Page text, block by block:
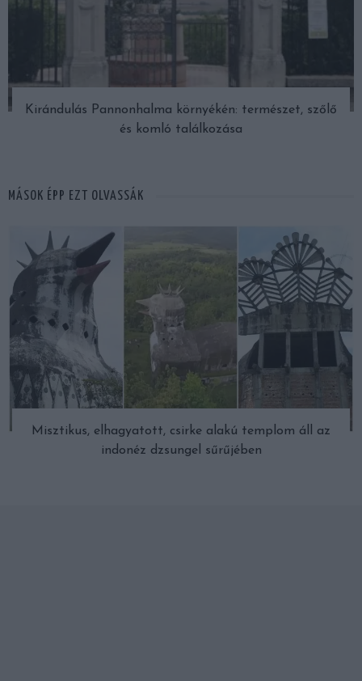
Kirándulás Pannonhalma környékén: természet, szőlő
és komló találkozása
MÁSOK ÉPP EZT OLVASSÁK
Misztikus, elhagyatott, csirke alakú templom áll az
indonéz dzsungel sűrűjében